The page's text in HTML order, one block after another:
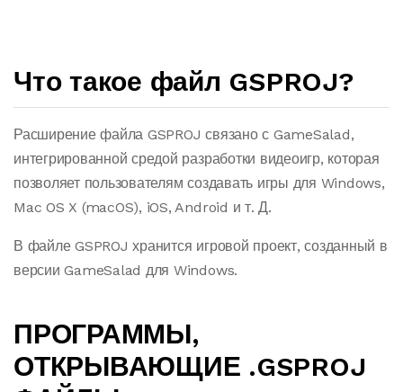
Что такое файл GSPROJ?
Расширение файла GSPROJ связано с GameSalad,
интегрированной средой разработки видеоигр, которая
позволяет пользователям создавать игры для Windows,
Mac OS X (macOS), iOS, Android и т. Д.
В файле GSPROJ хранится игровой проект, созданный в
версии GameSalad для Windows.
ПРОГРАММЫ,
ОТКРЫВАЮЩИЕ .GSPROJ